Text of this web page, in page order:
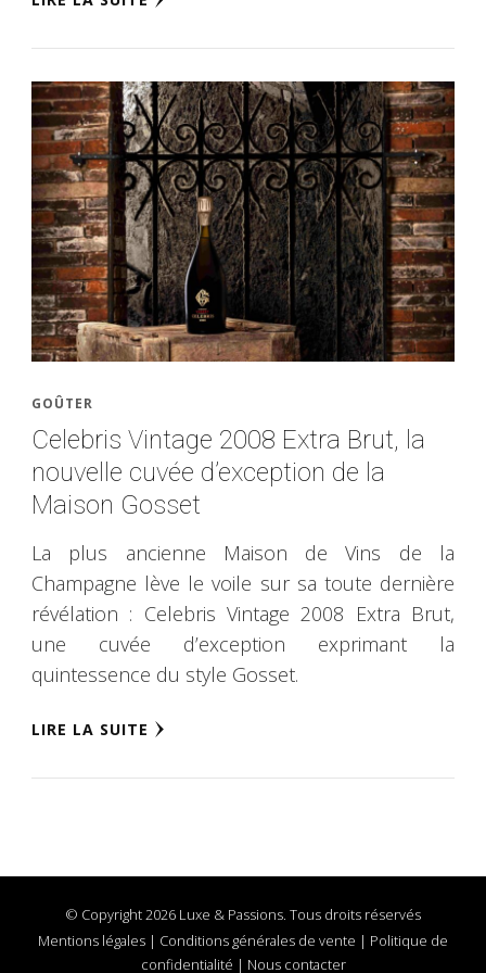
GOÛTER
Celebris Vintage 2008 Extra Brut, la
nouvelle cuvée d’exception de la
Maison Gosset
La plus ancienne Maison de Vins de la
Champagne lève le voile sur sa toute dernière
révélation : Celebris Vintage 2008 Extra Brut,
une cuvée d’exception exprimant la
quintessence du style Gosset.
LIRE LA SUITE
© Copyright 2026 Luxe & Passions. Tous droits réservés
Mentions légales | Conditions générales de vente | Politique de
confidentialité | Nous contacter